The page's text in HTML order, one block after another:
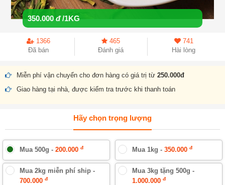
350.000đ /1KG
1366
Đã bán
465
Đánh giá
741
Hài lòng
Miễn phí vận chuyển cho đơn hàng có giá trị từ 250.000đ
Giao hàng tại nhà, được kiểm tra trước khi thanh toán
Hãy chọn trọng lượng
Mua 500g - 200.000 đ Mua 1kg - 350.000 đ
Mua 2kg miễn phí ship -
700.000 đ
Mua 3kg tặng 500g -
1.000.000 đ